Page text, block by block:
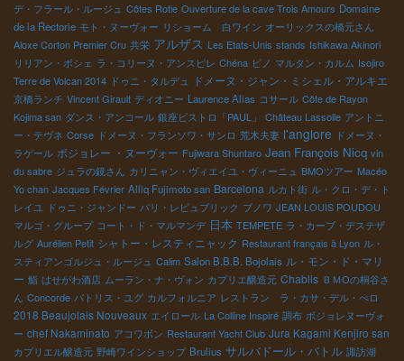
デ・フラール・ルージュ Côtes Rotie Ouverture de la cave Trois Amours Domaine
de la Rectorie モト・ヌーヴォー リショーム 白ワイン オーリックスの橋元さん
Aloxe Corton Premier Cru 共栄 アルザス Les Etats-Unis stands Ishikawa Akinori
リリアン・ボシェ ラ・コリーヌ・アンスピレ Chéna ピノ マルタン・カルム Isojiro
Terre de Volcan 2014 ドゥニ・タルデュ ドメーヌ・ジャン・ミシェル・アルキエ
京橋ランチ Vincent Girault ディオニー Laurence Alias コサール Côte de Rayon
Kojima san ダンス・アンコール 銀座ビストロ「PAUL」 Château Lassolle アントニ
ー・テヴネ Corse ドメーヌ・フランソワ・サンロ 荒木夫妻 l'anglore ドメーヌ・
ラゲール ボジョレー ・ヌーヴォー Fujiwara Shuntaro Jean François Nicq vin
du sabre ジュラの鏡さん カリニャン・ヴィエイユ・ヴィーニュ BMOツアー Macéo
Yo chan Jacques Février Alliq Fujimoto san Barcelona ルカト街 ル・クロ・デ・ト
レイユ
ドゥニ・ジャンドー パリ・レピュブリック ブノワ JEAN LOUIS POUDOU
マルゴ・グループ コート・ド・マルマンデ 日本 TEMPETE ラ・カーブ・デステザ
ルグ Aurélien Petit シャトー・レスティニャック Restaurant français à Lyon ル・
スティアンゴルジュ・ルージュ Calim Salon B.B.B. Bojolais ル・モン・ド・マリ
ー 鮨 はせがわ酒店 ムーラン・ナ・ヴォン カプリエ醸造元 Chablis ＢＭОの桐谷さ
ん Concorde パトリス・ユグ カルフォルニア レストラン ラ・カサ・デル・ぺロ
2018 Beaujolais Nouveaux エイロール La Colline Inspiré 調布 ボジョレヌーヴォ
ー chef Nakaminato アコワボン Restaurant Yacht Club Jura Kagami Kenjiro san
カプリエル醸造元 野崎ワインショップ Brulius サルバドール・バトル 諏訪湖